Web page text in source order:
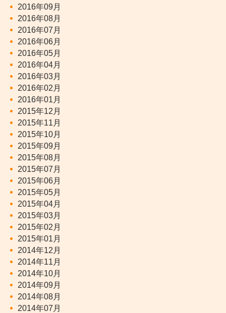
2016年09月
2016年08月
2016年07月
2016年06月
2016年05月
2016年04月
2016年03月
2016年02月
2016年01月
2015年12月
2015年11月
2015年10月
2015年09月
2015年08月
2015年07月
2015年06月
2015年05月
2015年04月
2015年03月
2015年02月
2015年01月
2014年12月
2014年11月
2014年10月
2014年09月
2014年08月
2014年07月